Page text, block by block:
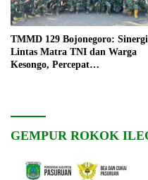
TMMD 129 Bojonegoro: Sinergi
Lintas Matra TNI dan Warga
Kesongo, Percepat
GEMPUR ROKOK